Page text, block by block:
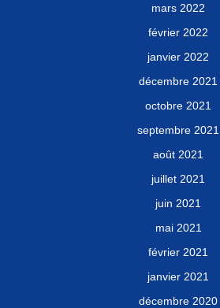
mars 2022
février 2022
janvier 2022
décembre 2021
octobre 2021
septembre 2021
août 2021
juillet 2021
juin 2021
mai 2021
février 2021
janvier 2021
décembre 2020